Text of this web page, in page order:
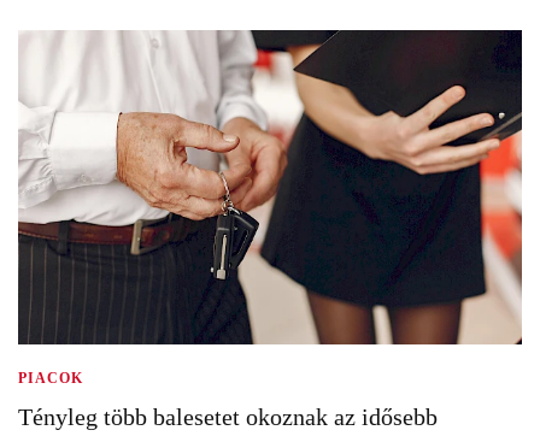
PIACOK
Tényleg több balesetet okoznak az idősebb